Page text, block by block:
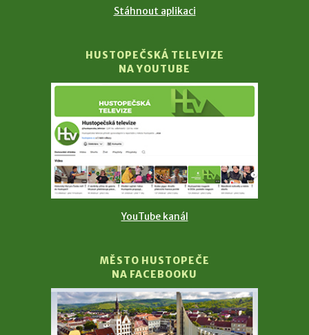
Stáhnout aplikaci
HUSTOPEČSKÁ TELEVIZE
NA YOUTUBE
YouTube kanál
MĚSTO HUSTOPEČE
NA FACEBOOKU